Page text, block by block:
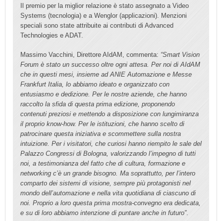
Il premio per la miglior relazione è stato assegnato a Video
Systems (tecnologia) e a Wenglor (applicazioni). Menzioni
speciali sono state attribuite ai contributi di Advanced
Technologies e ADAT.
Massimo Vacchini, Direttore AIdAM, commenta: “Smart Vision
Forum è stato un successo oltre ogni attesa. Per noi di AIdAM
che in questi mesi, insieme ad ANIE Automazione e Messe
Frankfurt Italia, lo abbiamo ideato e organizzato con
entusiasmo e dedizione. Per le nostre aziende, che hanno
raccolto la sfida di questa prima edizione, proponendo
contenuti preziosi e mettendo a disposizione con lungimiranza
il proprio know-how. Per le istituzioni, che hanno scelto di
patrocinare questa iniziativa e scommettere sulla nostra
intuizione. Per i visitatori, che curiosi hanno riempito le sale del
Palazzo Congressi di Bologna, valorizzando l’impegno di tutti
noi, a testimonianza del fatto che di cultura, formazione e
networking c’è un grande bisogno. Ma soprattutto, per l’intero
comparto dei sistemi di visione, sempre più protagonisti nel
mondo dell’automazione e nella vita quotidiana di ciascuno di
noi. Proprio a loro questa prima mostra-convegno era dedicata,
e su di loro abbiamo intenzione di puntare anche in futuro”.